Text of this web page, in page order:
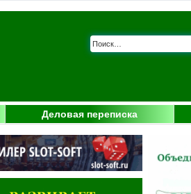
Деловая переписка